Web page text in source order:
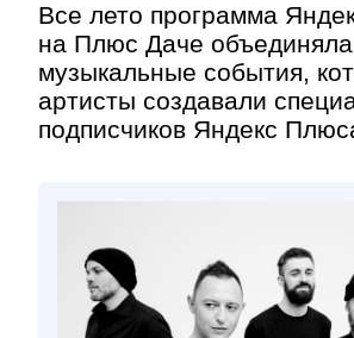
Все лето программа
на Плюс Даче объединяла
музыкальные события,
артисты создавали
подписчиков Яндекс